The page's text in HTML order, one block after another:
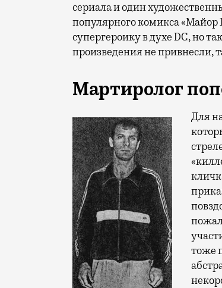
сериала и один
популярного комикса «Майор
супергероику в духе DC, но
произведения не привнесли,
Мартиролог
Для
тоже